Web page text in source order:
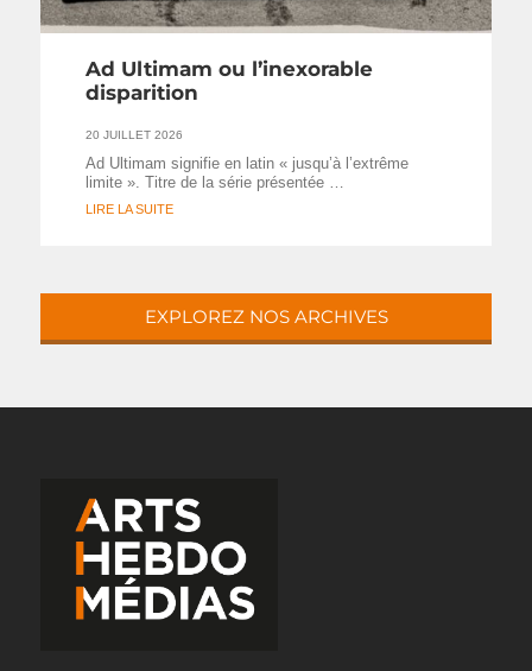
Ad Ultimam ou l’inexorable
disparition
20 JUILLET 2026
Ad Ultimam signifie en latin « jusqu’à l’extrême
limite ». Titre de la série présentée …
LIRE LA SUITE
EXPLOREZ NOS ARCHIVES